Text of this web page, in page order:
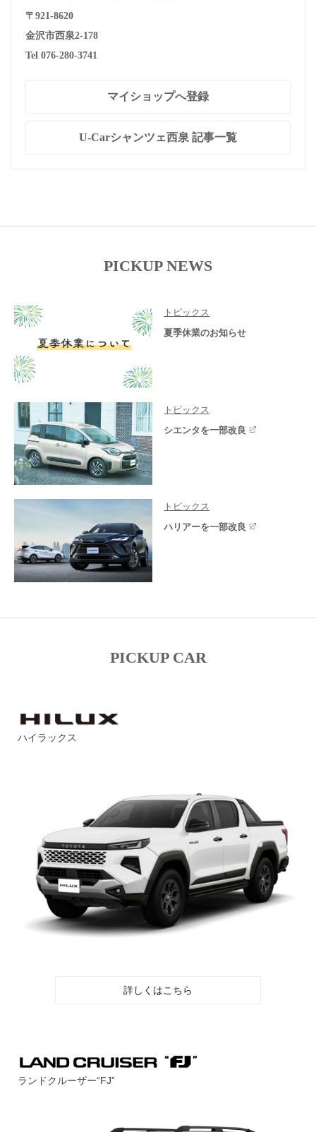
〒921-8620
金沢市西泉2-178
Tel 076-280-3741
マイショップへ登録
U-Carシャンツェ西泉 記事一覧
PICKUP NEWS
トピックス
夏季休業のお知らせ
トピックス
シエンタを一部改良
トピックス
ハリアーを一部改良
PICKUP CAR
ハイラックス
詳しくはこちら
ランドクルーザー“FJ”